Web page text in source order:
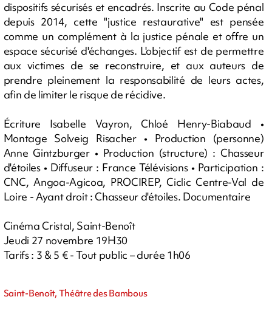
dispositifs sécurisés et encadrés. Inscrite au Code pénal
depuis 2014, cette "justice restaurative" est pensée
comme un complément à la justice pénale et offre un
espace sécurisé d'échanges. L'objectif est de permettre
aux victimes de se reconstruire, et aux auteurs de
prendre pleinement la responsabilité de leurs actes,
afin de limiter le risque de récidive.
Écriture Isabelle Vayron, Chloé Henry-Biabaud •
Montage Solveig Risacher • Production (personne)
Anne Gintzburger • Production (structure) : Chasseur
d'étoiles • Diffuseur : France Télévisions • Participation :
CNC, Angoa-Agicoa, PROCIREP, Ciclic Centre-Val de
Loire - Ayant droit : Chasseur d'étoiles. Documentaire
Cinéma Cristal, Saint-Benoît
Jeudi 27 novembre 19H30
Tarifs : 3 & 5 € - Tout public – durée 1h06
Saint-Benoît, Théâtre des Bambous